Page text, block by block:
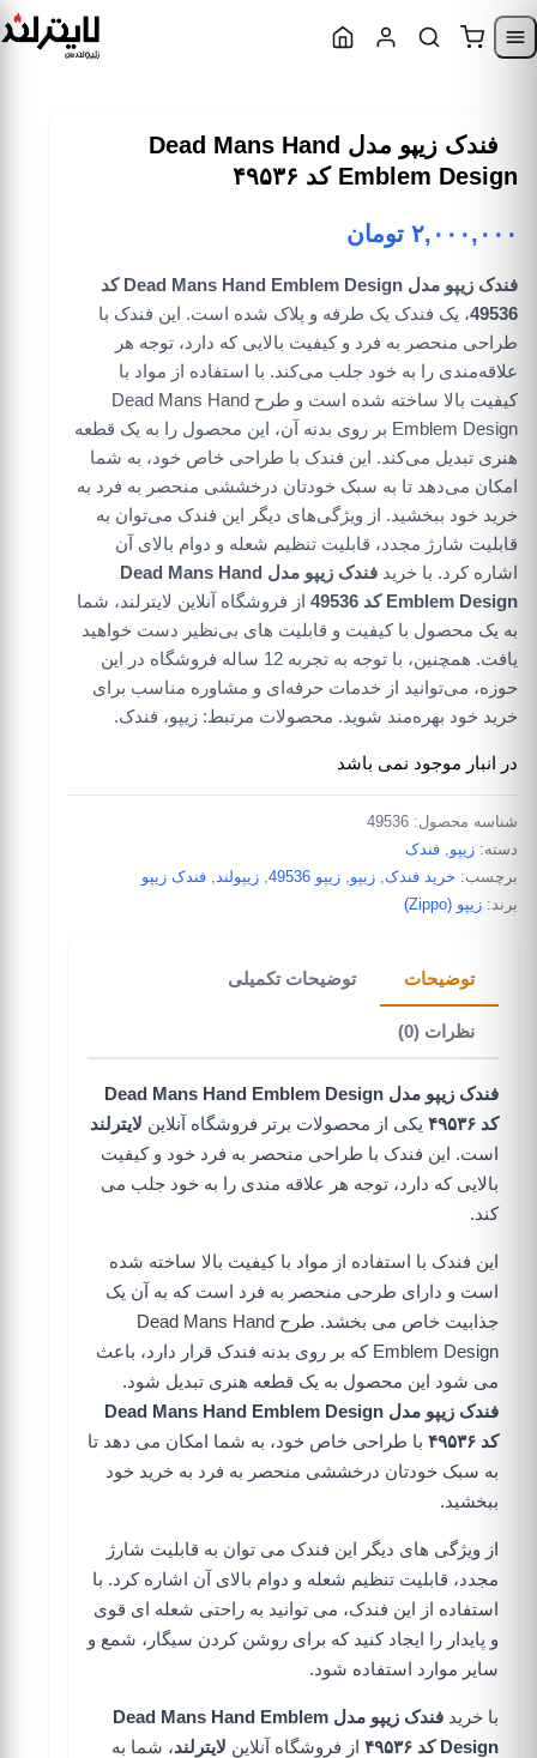
Skip to navigation
فندک زیپو مدل Dead Mans Hand
Emblem Design کد ۴۹۵۳۶
۲,۰۰۰,۰۰۰ تومان
فندک زیپو مدل Dead Mans Hand Emblem Design کد
49536، یک فندک یک طرفه و پلاک شده است. این فندک با
طراحی منحصر به فرد و کیفیت بالایی که دارد، توجه هر
علاقه‌مندی را به خود جلب می‌کند. با استفاده از مواد با
کیفیت بالا ساخته شده است و طرح Dead Mans Hand
Emblem Design بر روی بدنه آن، این محصول را به یک قطعه
هنری تبدیل می‌کند. این فندک با طراحی خاص خود، به شما
امکان می‌دهد تا به سبک خودتان درخششی منحصر به فرد به
خرید خود ببخشید. از ویژگی‌های دیگر این فندک می‌توان به
قابلیت شارژ مجدد، قابلیت تنظیم شعله و دوام بالای آن
اشاره کرد. با خرید
فندک زیپو مدل Dead Mans Hand
Emblem Design کد 49536
از فروشگاه آنلاین لایترلند، شما
به یک محصول با کیفیت و قابلیت های بی‌نظیر دست خواهید
یافت. همچنین، با توجه به تجربه 12 ساله فروشگاه در این
حوزه، می‌توانید از خدمات حرفه‌ای و مشاوره مناسب برای
خرید خود بهره‌مند شوید. محصولات مرتبط: زیپو، فندک.
در انبار موجود نمی باشد
شناسه محصول: 49536
دسته: زیپو فندک
برچسب: خرید فندک زیپو زیپو 49536 زیپولند
فندک زیپو
برند: زیپو (Zippo)
توضیحات توضیحات تکمیلی
نظرات (0)
فندک زیپو مدل Dead Mans Hand Emblem Design
کد ۴۹۵۳۶
یکی از محصولات برتر فروشگاه آنلاین لایترلند
است. این فندک با طراحی منحصر به فرد خود و کیفیت
بالایی که دارد، توجه هر علاقه مندی را به خود جلب می
کند.
این فندک با استفاده از مواد با کیفیت بالا ساخته شده
است و دارای طرحی منحصر به فرد است که به آن یک
جذابیت خاص می بخشد. طرح Dead Mans Hand
Emblem Design که بر روی بدنه فندک قرار دارد، باعث
می شود این محصول به یک قطعه هنری تبدیل شود.
فندک زیپو مدل Dead Mans Hand Emblem Design
کد ۴۹۵۳۶
با طراحی خاص خود، به شما امکان می دهد تا
به سبک خودتان درخششی منحصر به فرد به خرید خود
ببخشید.
از ویژگی های دیگر این فندک می توان به قابلیت شارژ
مجدد، قابلیت تنظیم شعله و دوام بالای آن اشاره کرد. با
استفاده از این فندک، می توانید به راحتی شعله ای قوی
و پایدار را ایجاد کنید که برای روشن کردن سیگار، شمع و
سایر موارد استفاده شود.
با خرید
فندک زیپو مدل Dead Mans Hand Emblem
Design کد ۴۹۵۳۶
از فروشگاه آنلاین لایترلند، شما به